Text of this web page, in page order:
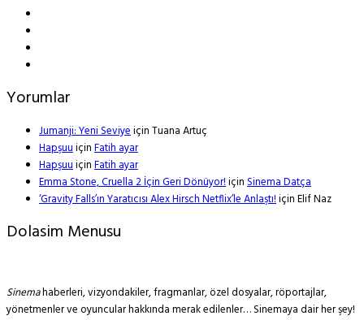
Yorumlar
Jumanji: Yeni SeviyeiçinTuana Artuç
HapşuuiçinFatih ayar
HapşuuiçinFatih ayar
Emma Stone, Cruella 2 İçin Geri Dönüyor!içinSinema Datça
‘Gravity Falls’ın Yaratıcısı Alex Hirsch Netflix’le Anlaştı!içinElif Naz
Dolasim Menusu
Sinemahaberleri, vizyondakiler, fragmanlar, özel dosyalar, röportajlar,
yönetmenler ve oyuncular hakkında merak edilenler… Sinemaya dair her şey!